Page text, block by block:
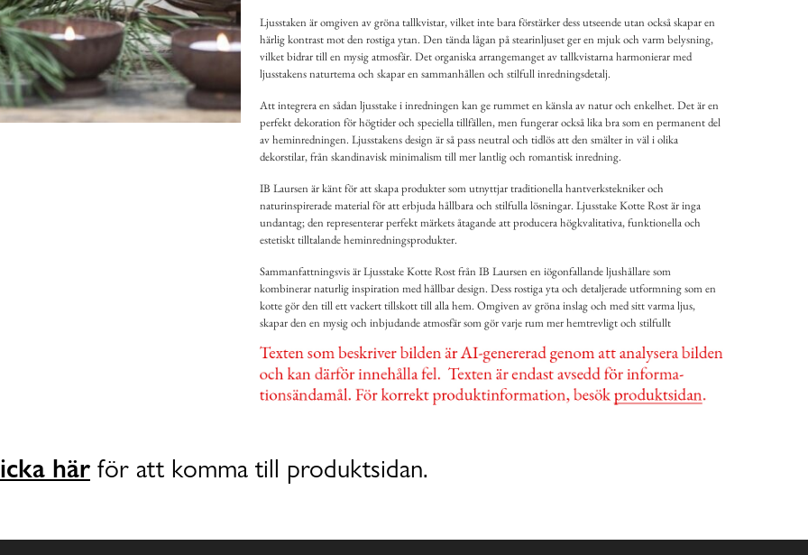
Ljusstaken är omgiven av gröna tallkvistar, vilket inte bara förstärker dess utseende utan också skapar en
härlig kontrast mot den rostiga ytan. Den tända lågan på stearinljuset ger en mjuk och varm belysning,
vilket bidrar till en mysig atmosfär. Det organiska arrangemanget av tallkvistarna harmonierar med
ljusstakens naturtema och skapar en sammanhållen och stilfull inredningsdetalj.
Att integrera en sådan ljusstake i inredningen kan ge rummet en känsla av natur och enkelhet. Det är en
perfekt dekoration för högtider och speciella tillfällen, men fungerar också lika bra som en permanent del
av heminredningen. Ljusstakens design är så pass neutral och tidlös att den smälter in väl i olika
dekorstilar, från skandinavisk minimalism till mer lantlig och romantisk inredning.
IB Laursen är känt för att skapa produkter som utnyttjar traditionella hantverkstekniker och
naturinspirerade material för att erbjuda hållbara och stilfulla lösningar. Ljusstake Kotte Rost är inga
undantag; den representerar perfekt märkets åtagande att producera högkvalitativa, funktionella och
estetiskt tilltalande heminredningsprodukter.
Sammanfattningsvis är Ljusstake Kotte Rost från IB Laursen en iögonfallande ljushållare som
kombinerar naturlig inspiration med hållbar design. Dess rostiga yta och detaljerade utformning som en
kotte gör den till ett vackert tillskott till alla hem. Omgiven av gröna inslag och med sitt varma ljus,
skapar den en mysig och inbjudande atmosfär som gör varje rum mer hemtrevligt och stilfullt
här för att komma till produktsidan.